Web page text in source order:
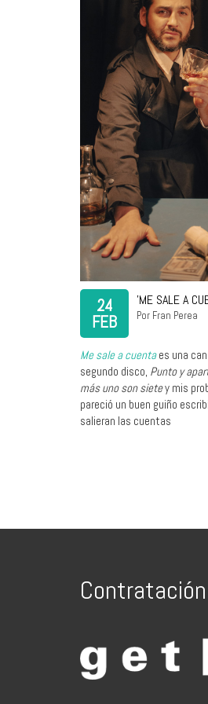
24
FEB
'ME SALE A
Por Fran Perea
Me sale a cuenta es una
segundo disco, Punto y
más uno son sietey mis
pareció un buen guiño
salieran las cuentas